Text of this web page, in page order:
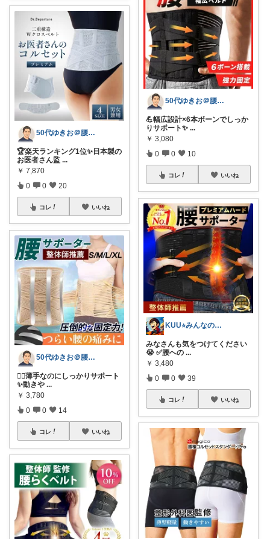
50代ゆきお＠腰痛対策・改善グッズ
🏆楽天ランキング1位✨日本製の
お医者さん監 ...
￥ 7,870
0 0 20
コレ いいね
50代ゆきお＠腰痛対策・改善グッズ
🏃‍♂️薄手なのにしっかりサポート
✨動きや ...
￥ 3,780
0 0 14
コレ いいね
50代ゆきお＠腰痛対策・改善グッズ
💪幅広設計×6本ボーンでしっか
りサポート✨ ...
￥ 3,080
0 0 10
コレ いいね
KUU⭐︎みんなの部屋
みなさんも気をつけてください
😭 ✅腰への ...
￥ 3,480
0 0 39
コレ いいね